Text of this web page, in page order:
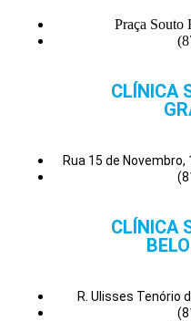
Praça Souto
CLÍNICA
Rua 15 de
CLÍNICA
R. Ulisses Tenório